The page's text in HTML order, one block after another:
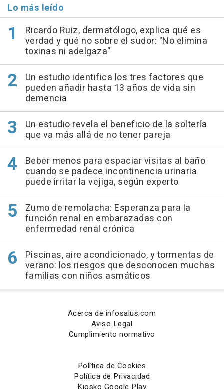
Lo más leído
Ricardo Ruiz, dermatólogo, explica qué es
verdad y qué no sobre el sudor: "No elimina
toxinas ni adelgaza"
Un estudio identifica los tres factores que
pueden añadir hasta 13 años de vida sin
demencia
Un estudio revela el beneficio de la soltería
que va más allá de no tener pareja
Beber menos para espaciar visitas al baño
cuando se padece incontinencia urinaria
puede irritar la vejiga, según experto
Zumo de remolacha: Esperanza para la
función renal en embarazadas con
enfermedad renal crónica
Piscinas, aire acondicionado, y tormentas de
verano: los riesgos que desconocen muchas
familias con niños asmáticos
Acerca de infosalus.com
Aviso Legal
Cumplimiento normativo
Política de Cookies
Política de Privacidad
Kiosko Google Play